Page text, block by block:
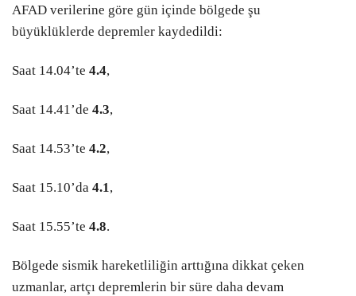
AFAD verilerine göre gün içinde bölgede şu
büyüklüklerde depremler kaydedildi:
Saat 14.04’te 4.4,
Saat 14.41’de 4.3,
Saat 14.53’te 4.2,
Saat 15.10’da 4.1,
Saat 15.55’te 4.8.
Bölgede sismik hareketliliğin arttığına dikkat çeken
uzmanlar, artçı depremlerin bir süre daha devam